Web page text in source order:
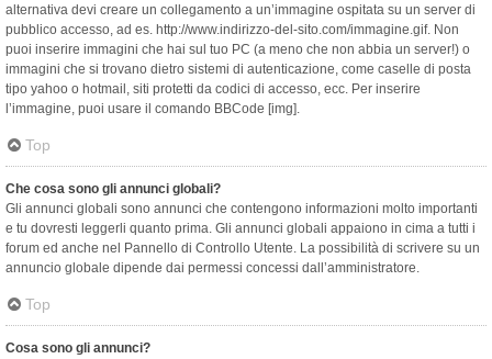
alternativa devi creare un collegamento a un’immagine ospitata su un server di
pubblico accesso, ad es. http://www.indirizzo-del-sito.com/immagine.gif. Non
puoi inserire immagini che hai sul tuo PC (a meno che non abbia un server!) o
immagini che si trovano dietro sistemi di autenticazione, come caselle di posta
tipo yahoo o hotmail, siti protetti da codici di accesso, ecc. Per inserire
l’immagine, puoi usare il comando BBCode [img].
Top
Che cosa sono gli annunci globali?
Gli annunci globali sono annunci che contengono informazioni molto importanti
e tu dovresti leggerli quanto prima. Gli annunci globali appaiono in cima a tutti i
forum ed anche nel Pannello di Controllo Utente. La possibilità di scrivere su un
annuncio globale dipende dai permessi concessi dall’amministratore.
Top
Cosa sono gli annunci?